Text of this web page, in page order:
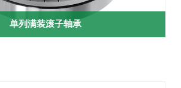
单列满装滚子轴承